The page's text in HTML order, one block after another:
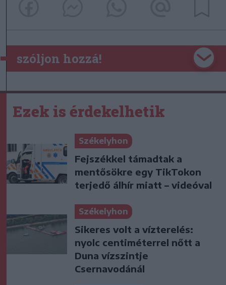
szóljon hozzá!
Ezek is érdekelhetik
Székelyhon
Fejszékkel támadtak a
mentősökre egy TikTokon
terjedő álhír miatt – videóval
Székelyhon
Sikeres volt a vízterelés:
nyolc centiméterrel nőtt a
Duna vízszintje
Csernavodánál